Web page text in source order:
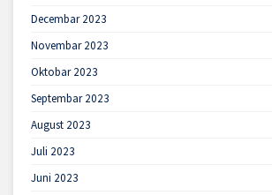
Decembar 2023
Novembar 2023
Oktobar 2023
Septembar 2023
August 2023
Juli 2023
Juni 2023